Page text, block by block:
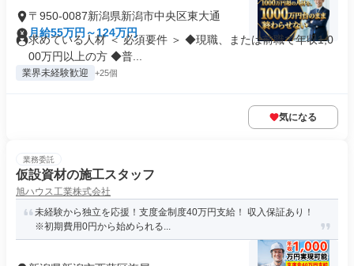
〒950-0087新潟県新潟市中央区東大通
月給55万円～124万円
求めている人材 ＜ 必須要件 ＞ ◆現職、または前職で年収1,0
00万円以上の方 ◆普...
業界未経験歓迎 +25個
気になる
業務委託
仮設資材の施工スタッフ
旭ハウス工業株式会社
未経験から独立を応援！支度金制度40万円支給！ 収入保証あり！
※初期費用0円から始められる...